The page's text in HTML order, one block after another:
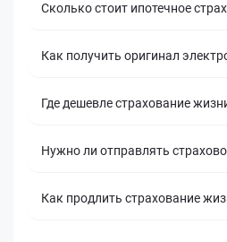
Сколько стоит ипотечное
Как получить оригинал
Где дешевле страхование
Нужно ли отправлять
Как продлить страхование